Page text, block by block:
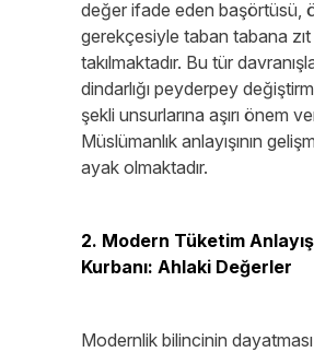
değer ifade eden başörtüsü,
gerekçesiyle taban tabana
takılmaktadır. Bu tür
dindarlığı peyderpey
şekli unsurlarına aşırı önem
Müslümanlık anlayışının
ayak olmaktadır.
2. Modern Tüketim
Kurbanı: Ahlaki Değerler
Modernlik bilincinin